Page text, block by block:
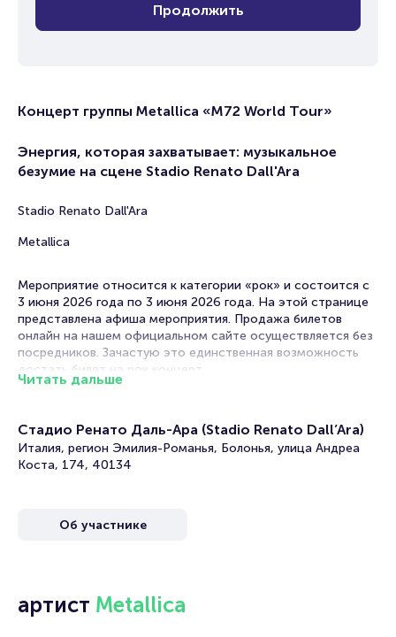
Продолжить
Концерт группы Metallica «M72 World Tour»
Энергия, которая захватывает: музыкальное
безумие на сцене Stadio Renato Dall'Ara
Stadio Renato Dall'Ara
Metallica
Мероприятие относится к категории «рок» и состоится с
3 июня 2026 года по 3 июня 2026 года. На этой странице
представлена афиша мероприятия. Продажа билетов
онлайн на нашем официальном сайте осуществляется без
посредников. Зачастую это единственная возможность
достать билет на рок концерт.
Tour»
Portalbilet – удобный и надежный сервис для покупки и
ваше имя занимает не более двух минут. Билеты на
Полезные ссылки
Читать дальше
Стадио Ренато Даль-Ара (Stadio Renato Dall’Ara)
Италия, регион Эмилия-Романья, Болонья, улица Андреа
Коста, 174, 40134
Об участнике
артист Metallica